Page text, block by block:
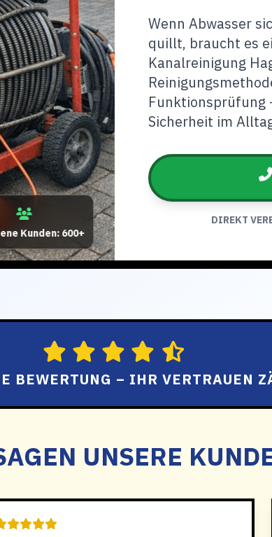
Kunden: 600+
Wenn Abwasser
quillt, braucht es
Kanalreinigung
Funktionsprüfung
Sicherheit im
DIREKT
BEWERTUNG – IHR VERTRAUEN
UNSERE